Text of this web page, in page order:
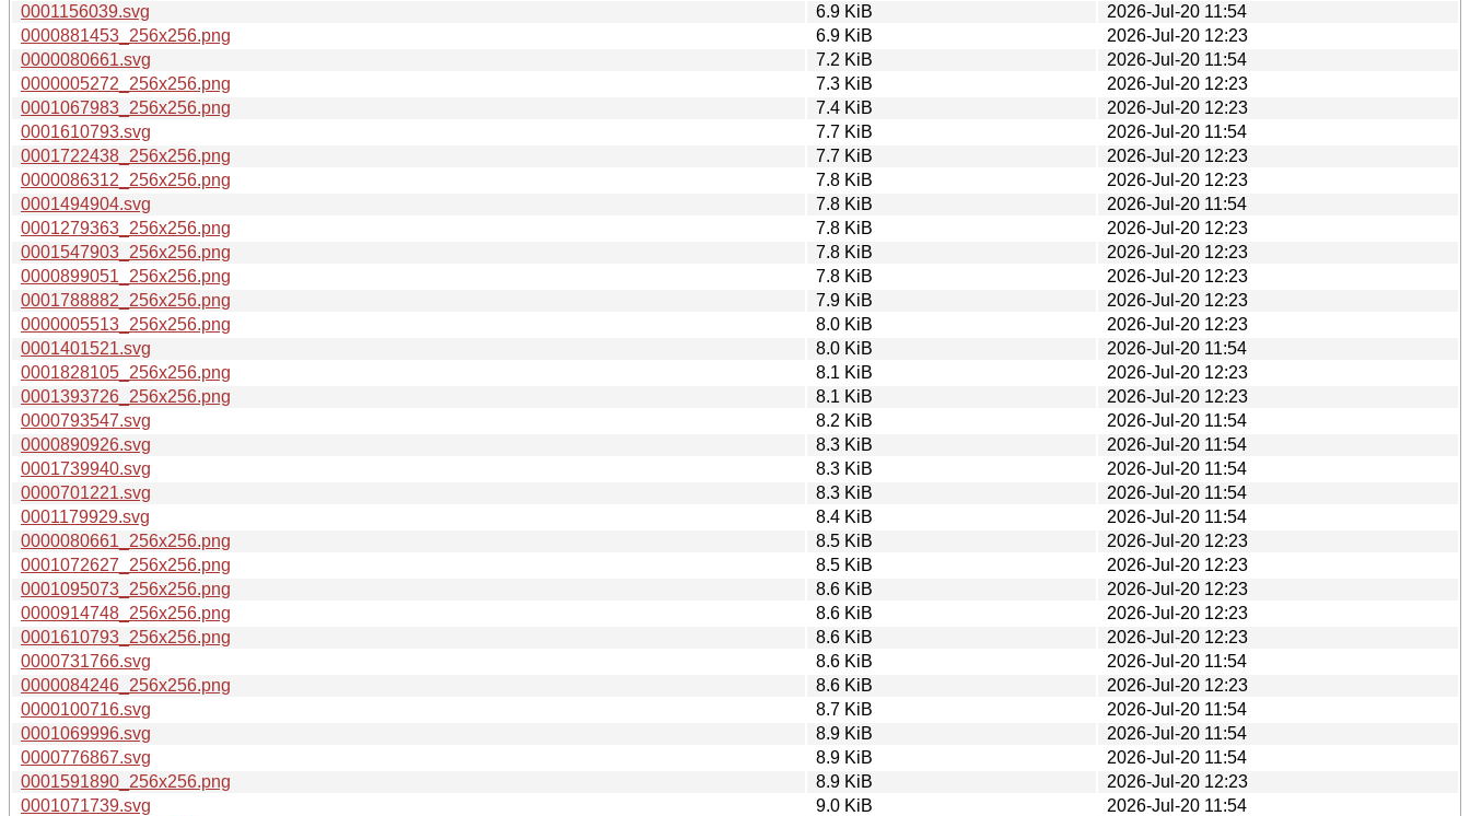
0001156039.svg
6.9 KiB
2026-Jul-20 11:54
0000881453_256x256.png
6.9 KiB
2026-Jul-20 12:23
0000080661.svg
7.2 KiB
2026-Jul-20 11:54
0000005272_256x256.png
7.3 KiB
2026-Jul-20 12:23
0001067983_256x256.png
7.4 KiB
2026-Jul-20 12:23
0001610793.svg
7.7 KiB
2026-Jul-20 11:54
0001722438_256x256.png
7.7 KiB
2026-Jul-20 12:23
0000086312_256x256.png
7.8 KiB
2026-Jul-20 12:23
0001494904.svg
7.8 KiB
2026-Jul-20 11:54
0001279363_256x256.png
7.8 KiB
2026-Jul-20 12:23
0001547903_256x256.png
7.8 KiB
2026-Jul-20 12:23
0000899051_256x256.png
7.8 KiB
2026-Jul-20 12:23
0001788882_256x256.png
7.9 KiB
2026-Jul-20 12:23
0000005513_256x256.png
8.0 KiB
2026-Jul-20 12:23
0001401521.svg
8.0 KiB
2026-Jul-20 11:54
0001828105_256x256.png
8.1 KiB
2026-Jul-20 12:23
0001393726_256x256.png
8.1 KiB
2026-Jul-20 12:23
0000793547.svg
8.2 KiB
2026-Jul-20 11:54
0000890926.svg
8.3 KiB
2026-Jul-20 11:54
0001739940.svg
8.3 KiB
2026-Jul-20 11:54
0000701221.svg
8.3 KiB
2026-Jul-20 11:54
0001179929.svg
8.4 KiB
2026-Jul-20 11:54
0000080661_256x256.png
8.5 KiB
2026-Jul-20 12:23
0001072627_256x256.png
8.5 KiB
2026-Jul-20 12:23
0001095073_256x256.png
8.6 KiB
2026-Jul-20 12:23
0000914748_256x256.png
8.6 KiB
2026-Jul-20 12:23
0001610793_256x256.png
8.6 KiB
2026-Jul-20 12:23
0000731766.svg
8.6 KiB
2026-Jul-20 11:54
0000084246_256x256.png
8.6 KiB
2026-Jul-20 12:23
0000100716.svg
8.7 KiB
2026-Jul-20 11:54
0001069996.svg
8.9 KiB
2026-Jul-20 11:54
0000776867.svg
8.9 KiB
2026-Jul-20 11:54
0001591890_256x256.png
8.9 KiB
2026-Jul-20 12:23
0001071739.svg
9.0 KiB
2026-Jul-20 11:54